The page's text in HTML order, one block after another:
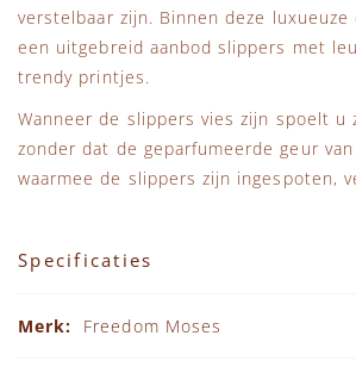
Tiny Cottons
verstelbaar zijn. Binnen deze
een uitgebreid aanbod slippers met
trendy printjes.
Wanneer de slippers vies zijn spoelt u
zonder dat de geparfumeerde geur
waarmee de slippers zijn ingespoten,
Specificaties
Freedom Moses